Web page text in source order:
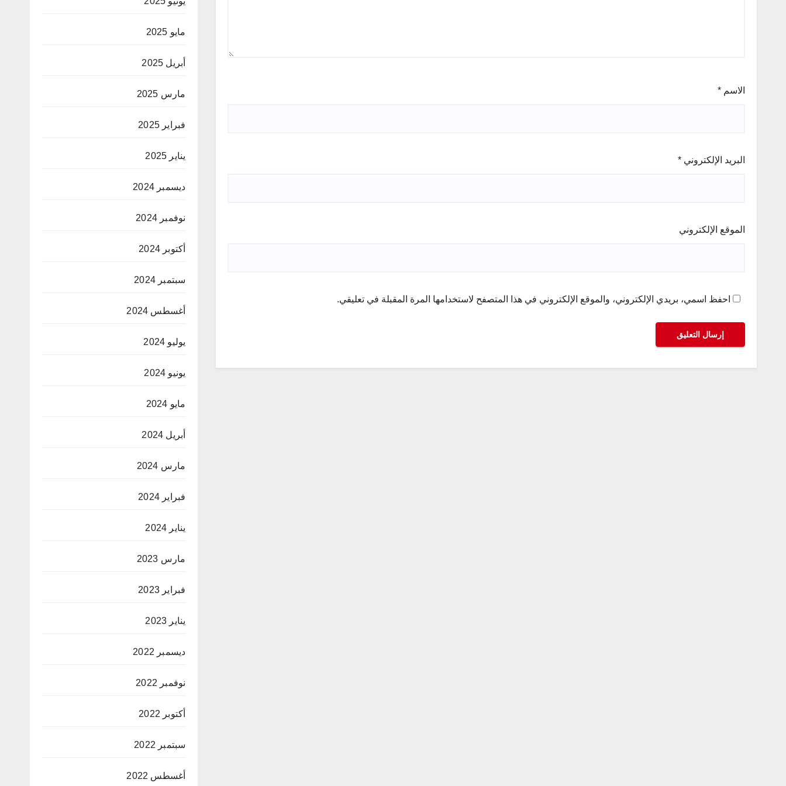
الاسم *
البريد الإلكتروني *
الموقع الإلكتروني
احفظ اسمي، بريدي الإلكتروني، والموقع الإلكتروني في هذا المتصفح لاستخدامها المرة المقبلة في تعليقي.
مايو 2025
أبريل 2025
مارس 2025
فبراير 2025
يناير 2025
ديسمبر 2024
نوفمبر 2024
أكتوبر 2024
سبتمبر 2024
أغسطس 2024
يوليو 2024
يونيو 2024
مايو 2024
أبريل 2024
مارس 2024
فبراير 2024
يناير 2024
مارس 2023
فبراير 2023
يناير 2023
ديسمبر 2022
نوفمبر 2022
أكتوبر 2022
سبتمبر 2022
أغسطس 2022